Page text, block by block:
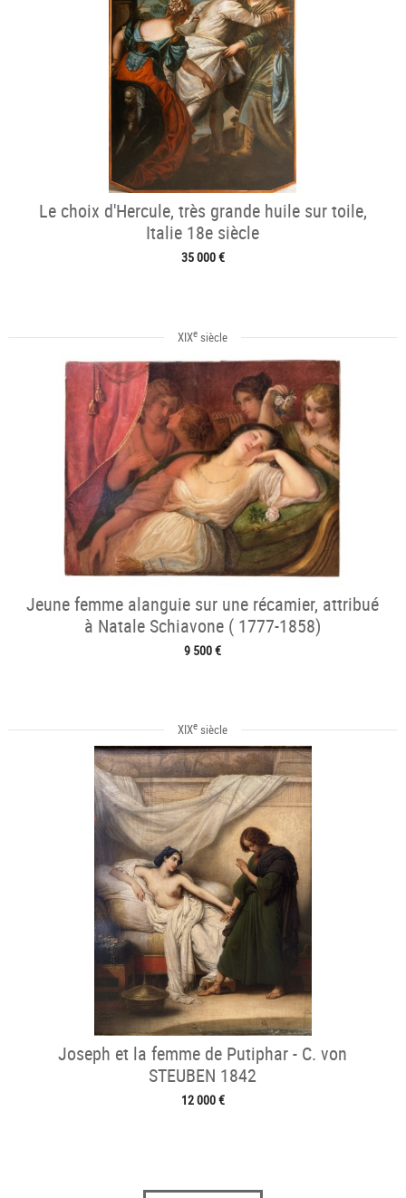
Le choix d'Hercule, très grande huile sur toile,
Italie 18e siècle
35 000 €
XIXe siècle
Jeune femme alanguie sur une récamier, attribué
à Natale Schiavone ( 1777-1858)
9 500 €
XIXe siècle
Joseph et la femme de Putiphar - C. von
STEUBEN 1842
12 000 €